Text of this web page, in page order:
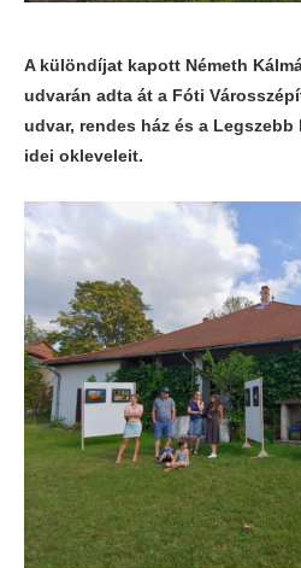
A különdíjat kapott Németh
udvarán adta át a Fóti
udvar, rendes ház és a
idei okleveleit.